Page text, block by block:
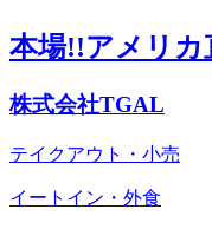
本場!!アメリカ
株式会社TGAL
テイクアウト・小売
イートイン・外食